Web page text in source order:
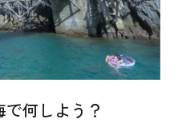
何しよう？